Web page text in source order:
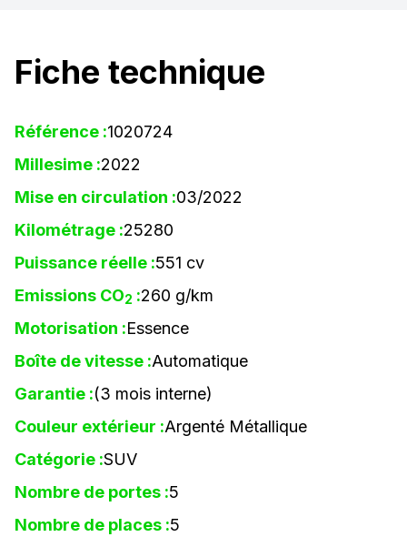
Fiche technique
Référence :1020724
Millesime :2022
Mise en circulation :03/2022
Kilométrage :25280
Puissance réelle :551 cv
Emissions CO2 :260 g/km
Motorisation :Essence
Boîte de vitesse :Automatique
Garantie :(3 mois interne)
Couleur extérieur :Argenté Métallique
Catégorie :SUV
Nombre de portes :5
Nombre de places :5